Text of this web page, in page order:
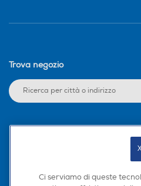
Trova negozio
Ci serviamo di queste